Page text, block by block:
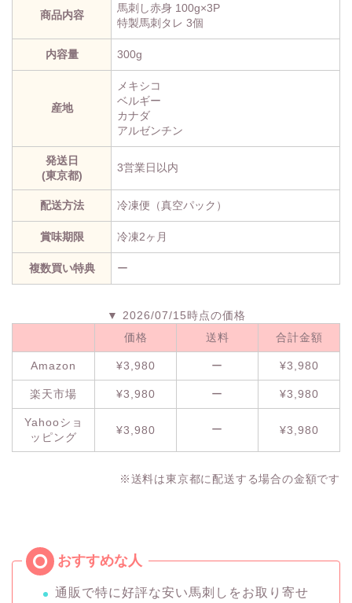
商品内容
馬刺し赤身 100g×3P
特製馬刺タレ 3個
内容量 300g
産地
メキシコ
ベルギー
カナダ
アルゼンチン
発送日
(東京都)
3営業日以内
配送方法 冷凍便（真空パック）
賞味期限 冷凍2ヶ月
複数買い特典 ー
▼ 2026/07/15時点の価格
価格
送料 合計金額
Amazon ¥3,980 ー ¥3,980
楽天市場 ¥3,980 ー ¥3,980
Yahooショ
ッピング
¥3,980 ー ¥3,980
※送料は東京都に配送する場合の金額です
通販で特に好評な安い馬刺しをお取り寄せ